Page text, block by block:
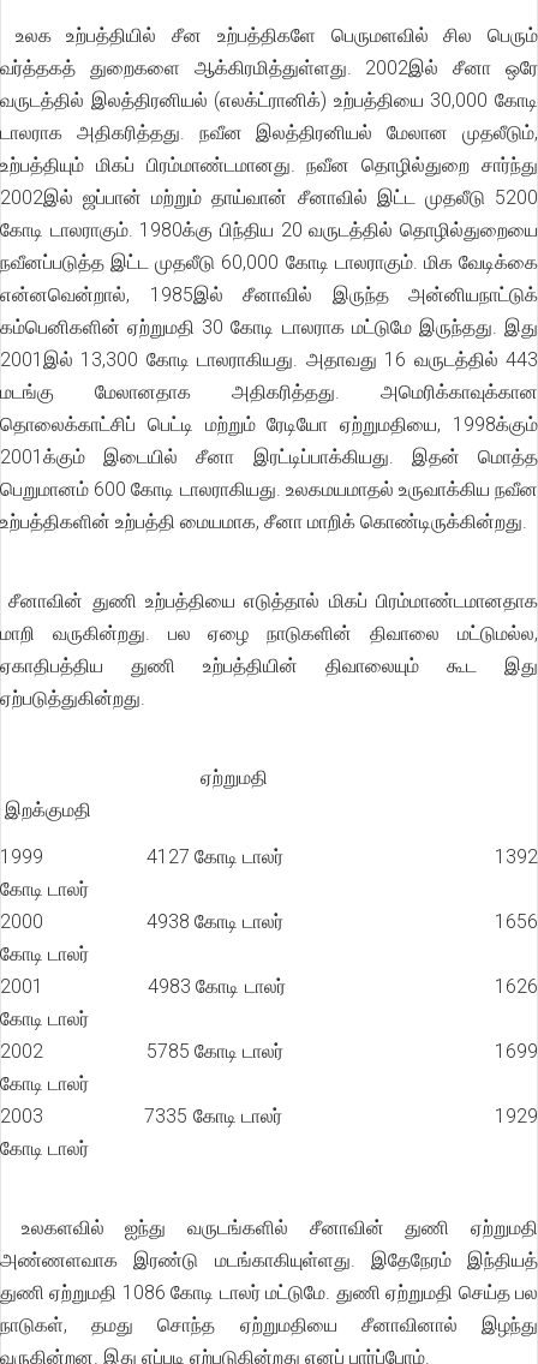
உலக உற்பத்தியில் சீன உற்பத்திகளே பெருமளவில் சில பெரும்
வர்த்தகத் துறைகளை ஆக்கிரமித்துள்ளது. 2002இல் சீனா ஒரே
வருடத்தில் இலத்திரனியல் (எலக்ட்ரானிக்) உற்பத்தியை 30,000 கோடி
டாலராக அதிகரித்தது. நவீன இலத்திரனியல் மேலான முதலீடும்,
உற்பத்தியும் மிகப் பிரம்மாண்டமானது. நவீன தொழில்துறை சார்ந்து
2002இல் ஜப்பான் மற்றும் தாய்வான் சீனாவில் இட்ட முதலீடு 5200
கோடி டாலராகும். 1980க்கு பிந்திய 20 வருடத்தில் தொழில்துறையை
நவீனப்படுத்த இட்ட முதலீடு 60,000 கோடி டாலராகும். மிக வேடிக்கை
என்னவென்றால், 1985இல் சீனாவில் இருந்த அன்னியநாட்டுக்
கம்பெனிகளின் ஏற்றுமதி 30 கோடி டாலராக மட்டுமே இருந்தது. இது
2001இல் 13,300 கோடி டாலராகியது. அதாவது 16 வருடத்தில் 443
மடங்கு மேலானதாக அதிகரித்தது. அமெரிக்காவுக்கான
தொலைக்காட்சிப் பெட்டி மற்றும் ரேடியோ ஏற்றுமதியை, 1998க்கும்
2001க்கும் இடையில் சீனா இரட்டிப்பாக்கியது. இதன் மொத்த
பெறுமானம் 600 கோடி டாலராகியது. உலகமயமாதல் உருவாக்கிய நவீன
உற்பத்திகளின் உற்பத்தி மையமாக, சீனா மாறிக் கொண்டிருக்கின்றது.
சீனாவின் துணி உற்பத்தியை எடுத்தால் மிகப் பிரம்மாண்டமானதாக
மாறி வருகின்றது. பல ஏழை நாடுகளின் திவாலை மட்டுமல்ல,
ஏகாதிபத்திய துணி உற்பத்தியின் திவாலையும் கூட இது
ஏற்படுத்துகின்றது.
ஏற்றுமதி
இறக்குமதி
1999 4127 கோடி டாலர் 1392
கோடி டாலர்
2000 4938 கோடி டாலர் 1656
கோடி டாலர்
2001 4983 கோடி டாலர் 1626
கோடி டாலர்
2002 5785 கோடி டாலர் 1699
கோடி டாலர்
2003 7335 கோடி டாலர் 1929
கோடி டாலர்
உலகளவில் ஐந்து வருடங்களில் சீனாவின் துணி ஏற்றுமதி
அண்ணளவாக இரண்டு மடங்காகியுள்ளது. இதேநேரம் இந்தியத்
துணி ஏற்றுமதி 1086 கோடி டாலர் மட்டுமே. துணி ஏற்றுமதி செய்த பல
நாடுகள், தமது சொந்த ஏற்றுமதியை சீனாவினால் இழந்து
வருகின்றன. இது எப்படி ஏற்படுகின்றது எனப் பார்ப்போம்.